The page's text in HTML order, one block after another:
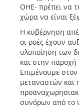
ΟΗΕ- πρέπει να
χώρα να είναι
Η κυβέρνηση
οι ροές έχουν
υλοποίηση των
και στην
Επιμένουμε
μεταναστών και
συνόρων από το